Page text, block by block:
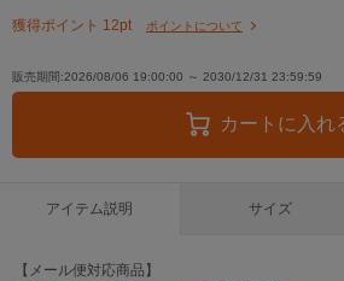
獲得ポイント 12pt ポイントについて
販売期間:2026/08/06 19:00:00 ～ 2030/12/31 23:59:59
カートに入れ
アイテム説明 サイズ
【メール便対応商品】